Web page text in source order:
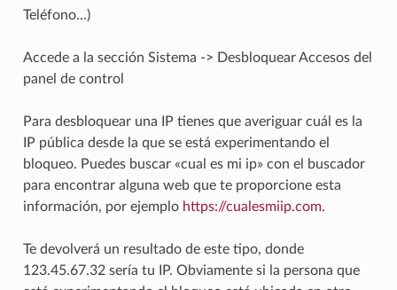
Teléfono…)
Accede a la sección Sistema -> Desbloquear Accesos del
panel de control
Para desbloquear una IP tienes que averiguar cuál es la
IP pública desde la que se está experimentando el
bloqueo. Puedes buscar «cual es mi ip» con el buscador
para encontrar alguna web que te proporcione esta
información, por ejemplo https://cualesmiip.com.
Te devolverá un resultado de este tipo, donde
123.45.67.32 sería tu IP. Obviamente si la persona que